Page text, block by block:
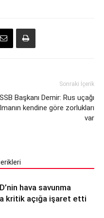
Sonraki İçerik
SSB Başkanı Demir: Rus uçağı
kendine göre zorlukları
var
hava savunma
kritik açığa işaret etti